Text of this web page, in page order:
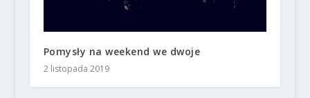
Pomysły na weekend we dwoje
2 listopada 2019